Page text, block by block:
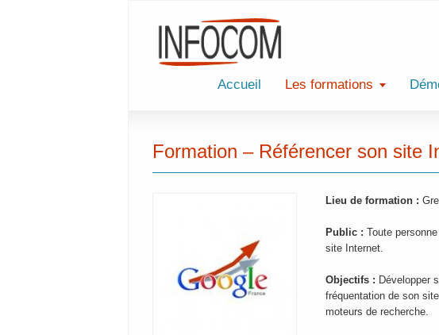
Accueil Les formations
Formation – Référencer son site
Lieu de formation :
Public : Toute
site Internet.
Objectifs : Développer
fréquentation de son
moteurs de recherche.